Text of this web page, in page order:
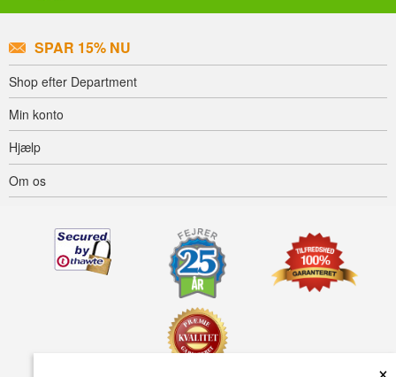
×
SPAR 15% NU
Shop efter Department
Min konto
Hjælp
Om os